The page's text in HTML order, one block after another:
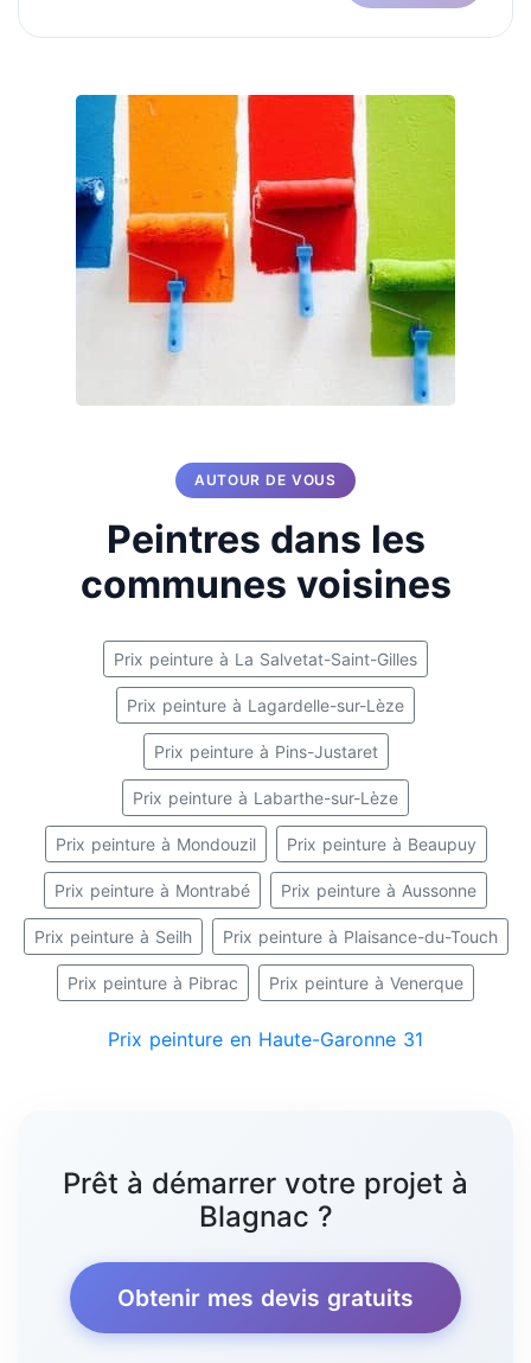
AUTOUR DE VOUS
Peintres dans les
communes voisines
Prix peinture à La Salvetat-Saint-Gilles
Prix peinture à Lagardelle-sur-Lèze
Prix peinture à Pins-Justaret
Prix peinture à Labarthe-sur-Lèze
Prix peinture à Mondouzil Prix peinture à Beaupuy
Prix peinture à Montrabé Prix peinture à Aussonne
Prix peinture à Seilh Prix peinture à Plaisance-du-Touch
Prix peinture à Pibrac Prix peinture à Venerque
Prix peinture en Haute-Garonne 31
Prêt à démarrer votre projet à
Blagnac ?
Obtenir mes devis gratuits